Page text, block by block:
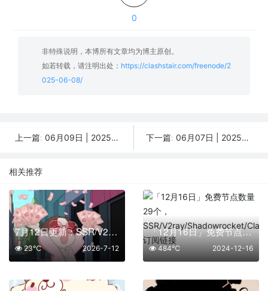
0
非特殊说明，本博所有文章均为博主原创。
如若转载，请注明出处： https://clashstair.com/freenode/2
025-06-08/
上一篇: 06月09日 | 2025年分享最新41个免费节点,SSR/V2ray/Shadowrocket/Clash订阅链接 下一篇: 06月07日 | 2025年分享最新28个免费节点,SSR/V2ray/Shadowrocket/Clash订阅链接
相关推荐
7月12日更新：SSR/V2Ray/Clash可用节点12条分享
2026-7-12
23℃
「12月16日」免费节点数量29个，SSR/V2ray/Shadowrocket/Clash订阅链接
2024-12-16
484℃